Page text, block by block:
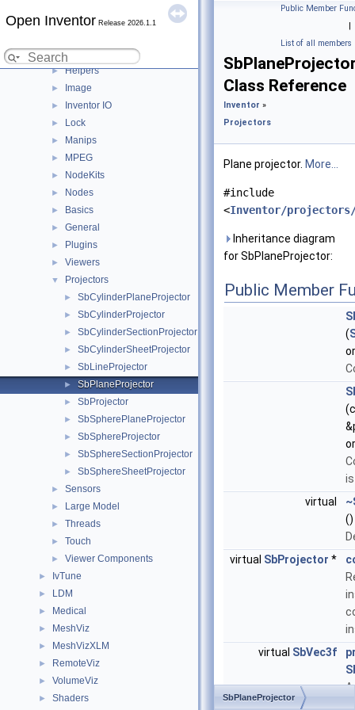
Open Inventor Release 2026.1.1
► Events
► Gestures
► Helpers
► Image
► Inventor IO
► Lock
► Manips
► MPEG
► NodeKits
► Nodes
► Basics
► General
► Plugins
► Viewers
▼ Projectors
► SbCylinderPlaneProjector
► SbCylinderProjector
► SbCylinderSectionProjector
► SbCylinderSheetProjector
► SbLineProjector
► SbPlaneProjector
► SbProjector
► SbSpherePlaneProjector
► SbSphereProjector
► SbSphereSectionProjector
► SbSphereSheetProjector
► Sensors
► Large Model
► Threads
► Touch
► Viewer Components
► IvTune
► LDM
► Medical
► MeshViz
► MeshVizXLM
► RemoteViz
► VolumeViz
► Shaders
Public Member
|
List of all members
Class Reference
Inventor »
Projectors
Plane projector. More...
#include
<Inventor/projectors/
Inheritance diagram
for SbPlaneProjector:
Public Member
(
virtual
()
virtual SbProjector *
virtual SbVec3f
SbPlaneProjector